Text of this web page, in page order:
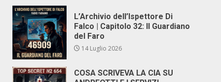
L’Archivio dell’Ispettore Di
Falco | Capitolo 32: Il Guardiano
del Faro
14 Luglio 2026
COSA SCRIVEVA LA CIA SU